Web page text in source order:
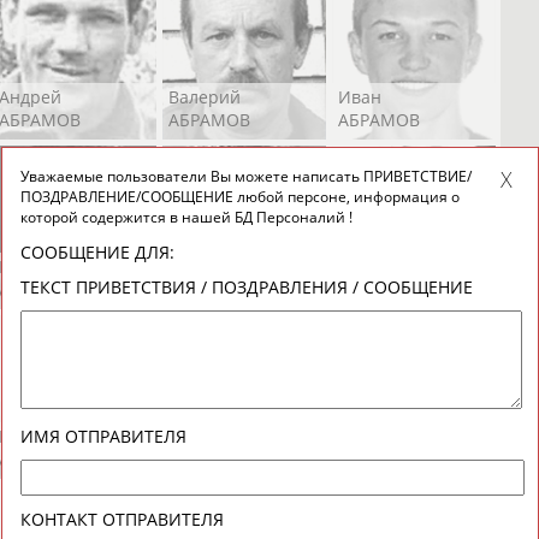
Андрей
АБРАМОВ
Валерий
АБРАМОВ
Иван
АБРАМОВ
Екатерина
АБРАМОВА
Ирина
АБРАМОВА
АБРАМОВА
Иракли
АБРАМЯН
Осеп
АБРАМЯН
АБРАРОВ
Уважаемые пользователи Вы можете написать ПРИВЕТСТВИЕ/
ПОЗДРАВЛЕНИЕ/СООБЩЕНИЕ любой персоне, информация о
которой содержится в нашей БД Персоналий !
СООБЩЕНИЕ ДЛЯ:
ТЕКСТ ПРИВЕТСТВИЯ / ПОЗДРАВЛЕНИЯ / СООБЩЕНИЕ
ИМЯ ОТПРАВИТЕЛЯ
КОНТАКТ ОТПРАВИТЕЛЯ